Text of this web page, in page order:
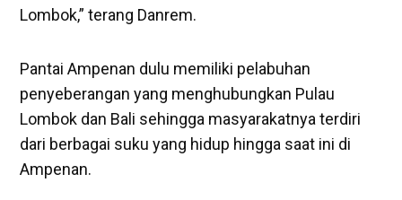
Lombok,” terang Danrem.
Pantai Ampenan dulu memiliki pelabuhan
penyeberangan yang menghubungkan Pulau
Lombok dan Bali sehingga masyarakatnya terdiri
dari berbagai suku yang hidup hingga saat ini di
Ampenan.